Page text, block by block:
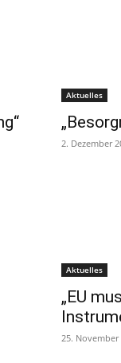
Aktuelles
2. Dezember
Aktuelles
„EU
25. November